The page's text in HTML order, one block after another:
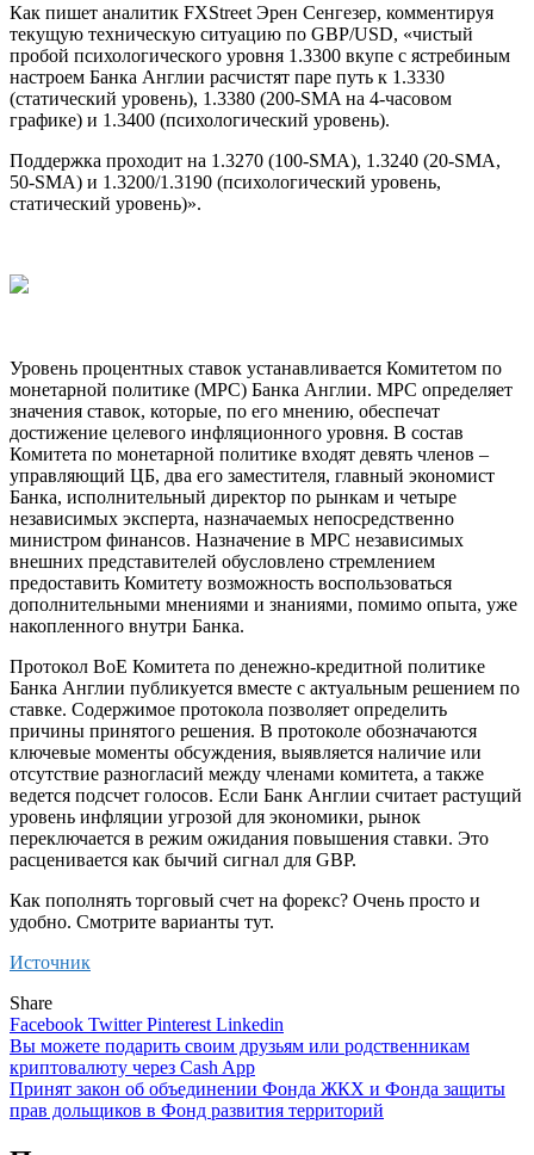
Как пишет аналитик FXStreet Эрен Сенгезер, комментируя
текущую техническую ситуацию по GBP/USD, «чистый
пробой психологического уровня 1.3300 вкупе с ястребиным
настроем Банка Англии расчистят паре путь к 1.3330
(статический уровень), 1.3380 (200-SMA на 4-часовом
графике) и 1.3400 (психологический уровень).
Поддержка проходит на 1.3270 (100-SMA), 1.3240 (20-SMA,
50-SMA) и 1.3200/1.3190 (психологический уровень,
статический уровень)».
Уровень процентных ставок устанавливается Комитетом по
монетарной политике (MPC) Банка Англии. MPC определяет
значения ставок, которые, по его мнению, обеспечат
достижение целевого инфляционного уровня. В состав
Комитета по монетарной политике входят девять членов –
управляющий ЦБ, два его заместителя, главный экономист
Банка, исполнительный директор по рынкам и четыре
независимых эксперта, назначаемых непосредственно
министром финансов. Назначение в MPC независимых
внешних представителей обусловлено стремлением
предоставить Комитету возможность воспользоваться
дополнительными мнениями и знаниями, помимо опыта, уже
накопленного внутри Банка.
Протокол BoE Комитета по денежно-кредитной политике
Банка Англии публикуется вместе с актуальным решением по
ставке. Содержимое протокола позволяет определить
причины принятого решения. В протоколе обозначаются
ключевые моменты обсуждения, выявляется наличие или
отсутствие разногласий между членами комитета, а также
ведется подсчет голосов. Если Банк Англии считает растущий
уровень инфляции угрозой для экономики, рынок
переключается в режим ожидания повышения ставки. Это
расценивается как бычий сигнал для GBP.
Как пополнять торговый счет на форекс? Очень просто и
удобно. Смотрите варианты тут.
Источник
Share
Facebook TwitterPinterest Linkedin
Навигация
по
записям
Вы можете подарить своим друзьям или родственникам
криптовалюту через Cash App
Принят закон об объединении Фонда ЖКХ и Фонда защиты
прав дольщиков в Фонд развития территорий